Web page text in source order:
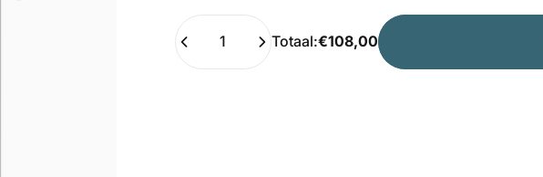
Hoeveelheid
Totaal:€108,00